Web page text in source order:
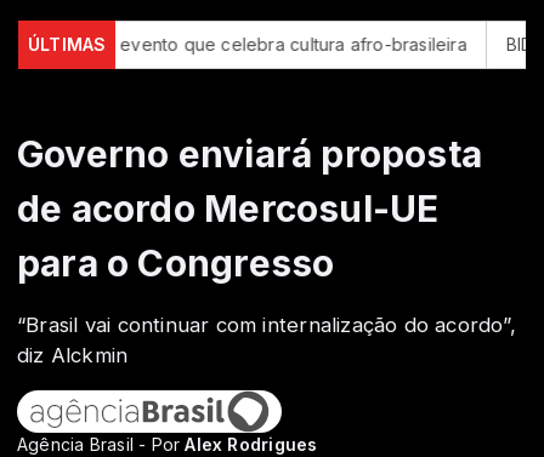
ÚLTIMAS
evento que celebra cultura afro-brasileira BID amplia
Governo enviará proposta
de acordo Mercosul-UE
para o Congresso
“Brasil vai continuar com internalização do acordo”,
diz Alckmin
Agência Brasil - PorAlex Rodrigues